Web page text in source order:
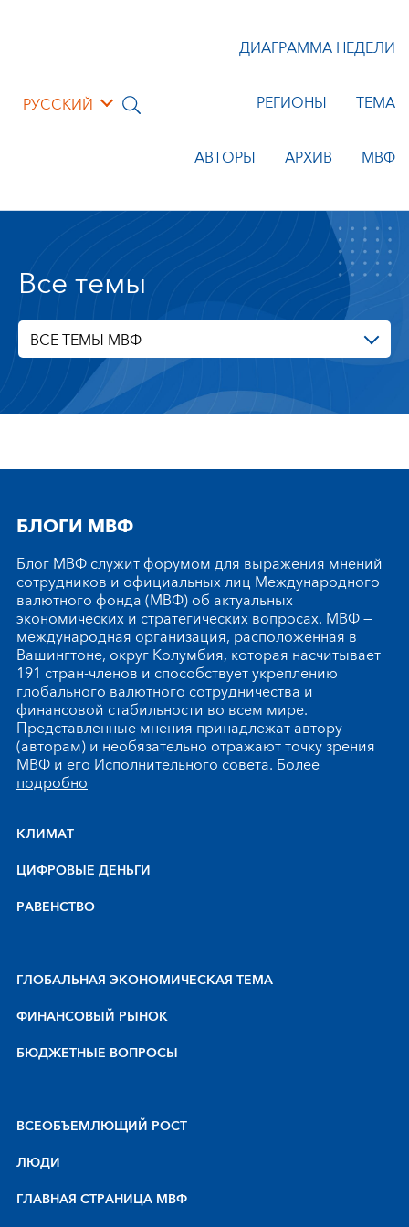
РУССКИЙ
ДИАГРАММА НЕДЕЛИ
РЕГИОНЫ ТЕМА
АВТОРЫ АРХИВ МВФ
Все темы
ВСЕ ТЕМЫ МВФ
БЛОГИ МВФ
Блог МВФ служит форумом для выражения мнений
сотрудников и официальных лиц Международного
валютного фонда (МВФ) об актуальных
экономических и стратегических вопросах. МВФ —
международная организация, расположенная в
Вашингтоне, округ Колумбия, которая насчитывает
191 стран-членов и способствует укреплению
глобального валютного сотрудничества и
финансовой стабильности во всем мире.
Представленные мнения принадлежат автору
(авторам) и необязательно отражают точку зрения
МВФ и его Исполнительного совета.Более
подробно
КЛИМАТ
ЦИФРОВЫЕ ДЕНЬГИ
РАВЕНСТВО
ГЛОБАЛЬНАЯ ЭКОНОМИЧЕСКАЯ ТЕМА
ФИНАНСОВЫЙ РЫНОК
БЮДЖЕТНЫЕ ВОПРОСЫ
BCEOБЪEMЛЮЩИЙ POCT
ЛЮДИ
ГЛАВНАЯ СТРАНИЦА МВФ